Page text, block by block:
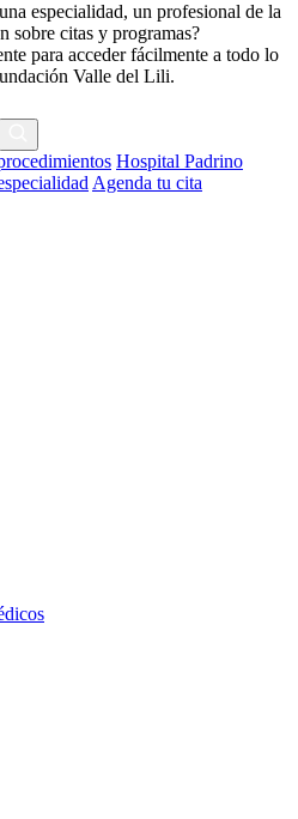
especialidad, un profesional de la
sobre citas y programas?
para acceder fácilmente a todo lo
Valle del Lili.
Hospital Padrino
Agenda tu cita